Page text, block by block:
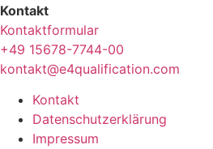
Kontakt
Kontaktformular
+49 15678-7744-00
kontakt@e4qualification.com
Kontakt
Datenschutzerklärung
Impressum